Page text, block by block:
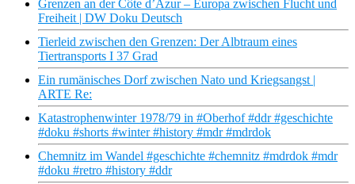
Grenzen an der Côte d’Azur – Europa zwischen Flucht und
Freiheit | DW Doku Deutsch
Tierleid zwischen den Grenzen: Der Albtraum eines
Tiertransports I 37 Grad
Ein rumänisches Dorf zwischen Nato und Kriegsangst |
ARTE Re:
Katastrophenwinter 1978/79 in #Oberhof #ddr #geschichte
#doku #shorts #winter #history #mdr #mdrdok
Chemnitz im Wandel #geschichte #chemnitz #mdrdok #mdr
#doku #retro #history #ddr